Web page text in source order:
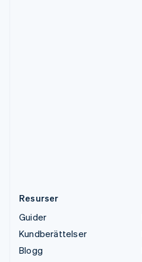
Resurser
Guider
Kundberättelser
Blogg